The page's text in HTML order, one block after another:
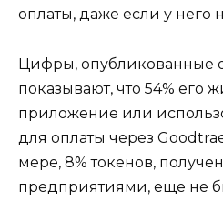
оплаты, даже если у него
Цифры, опубликованные
показывают, что 54% ​​его
приложение или
для оплаты через
мере, 8% токенов,
предприятиями, еще не